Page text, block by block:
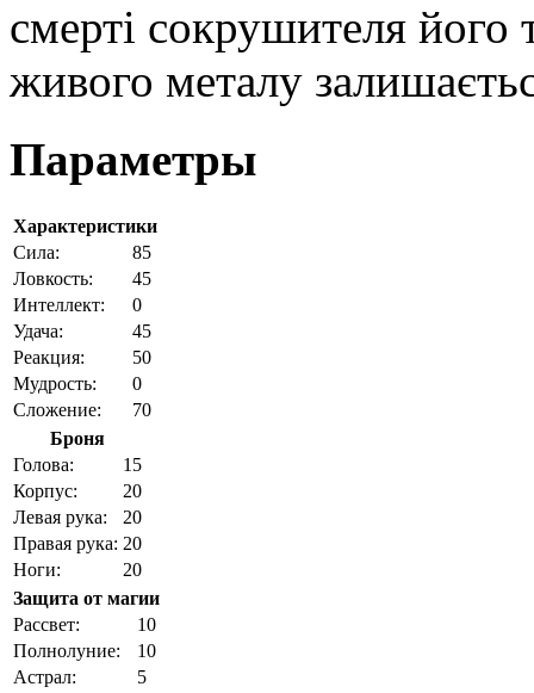
смерті сокрушителя його
живого металу
Параметры
Характеристики
Cила:
85
Ловкость:
45
Интеллект:
0
Удача:
45
Реакция:
50
Мудрость:
0
Сложение:
70
Броня
Голова:
15
Корпус:
20
Левая рука:
20
Правая рука: 20
Ноги:
20
Защита от магии
Рассвет:
10
Полнолуние:
10
Астрал:
5